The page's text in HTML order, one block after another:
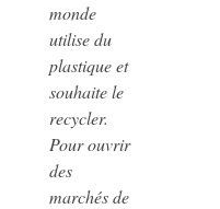
monde
utilise du
plastique et
souhaite le
recycler.
Pour ouvrir
des
marchés de